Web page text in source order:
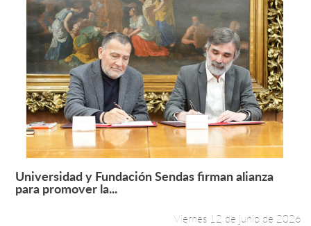
Leer más +
Universidad y Fundación Sendas firman alianza
para promover la...
Viernes 12 de junio de 2026